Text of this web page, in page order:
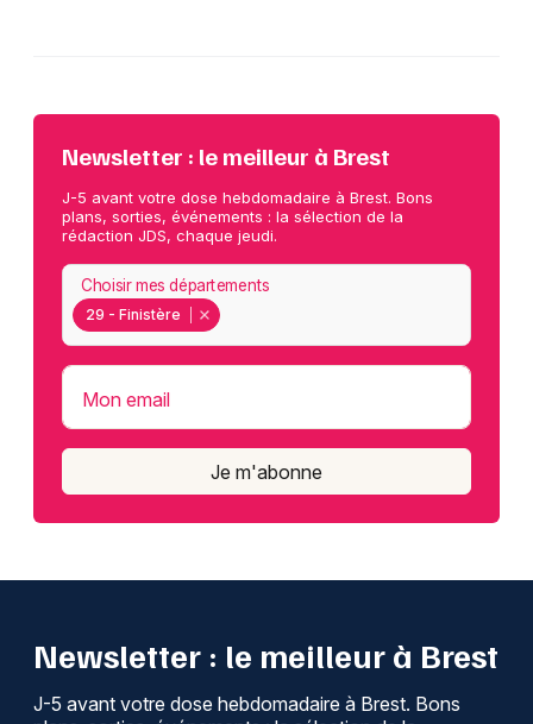
Newsletter : le meilleur à Brest
J-5 avant votre dose hebdomadaire à Brest. Bons
plans, sorties, événements : la sélection de la
rédaction JDS, chaque jeudi.
29 - Finistère
Choisir mes départements
Mon email
Je m'abonne
Newsletter : le meilleur à Brest
J-5 avant votre dose hebdomadaire à Brest. Bons